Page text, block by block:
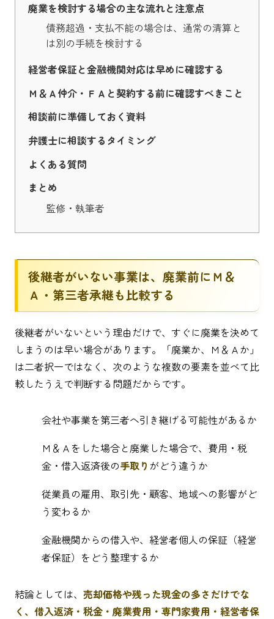
廃業を検討する場合の主な流れと注意点
債務超過・支払不能の場合は、通常の清算と
は別の手続を検討する
経営者保証と金融機関対応は早めに確認する
Ｍ＆Ａ仲介・ＦＡと契約する前に確認すべきこと
相談前に準備しておく資料
弁護士に相談するタイミング
よくある質問
まとめ
監修・執筆者
後継者がいない事業は、廃業前にＭ＆
Ａ・第三者承継も比較する
後継者がいないという理由だけで、すぐに廃業を決めて
しまうのは早い場合があります。「廃業か、Ｍ＆Ａか」
は二者択一ではなく、次のような複数の要素を並べて比
較したうえで判断する問題だからです。
会社や事業を第三者へ引き継げる可能性があるか
Ｍ＆Ａをした場合と廃業した場合で、費用・税
金・借入返済後の手取り がどう違うか
従業員の雇用、取引先・顧客、地域への影響がど
う変わるか
金融機関からの借入や、経営者個人の保証（経営
者保証）をどう整理するか
結論としては、 売却価格や残った現金の多さだけでな
く、借入返済・税金・廃業費用・専門家費用・経営者保